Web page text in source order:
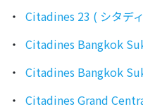
Citadines 23 ( シタディ
Citadines Bangkok Sukhumvit
Citadines Bangkok Sukhumvit
Citadines Grand Central Sriracha